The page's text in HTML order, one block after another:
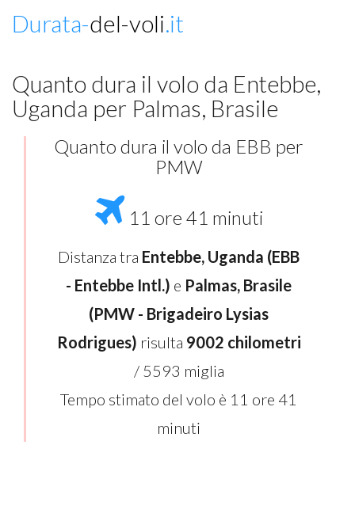
Durata-del-voli.it
Quanto dura il volo da Entebbe,
Uganda per Palmas, Brasile
Quanto dura il volo da EBB per
PMW
11 ore 41 minuti
Distanza tra Entebbe, Uganda (EBB
- Entebbe Intl.) e Palmas, Brasile
(PMW - Brigadeiro Lysias
Rodrigues) risulta 9002 chilometri
/ 5593 miglia
Tempo stimato del volo è 11 ore 41
minuti